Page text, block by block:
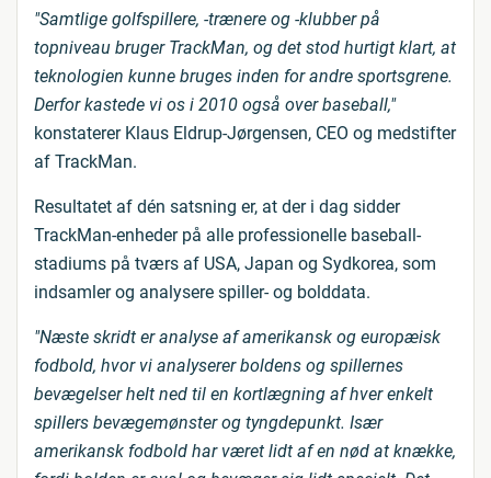
"Samtlige golfspillere, -trænere og -klubber på
topniveau bruger TrackMan, og det stod hurtigt klart, at
teknologien kunne bruges inden for andre sportsgrene.
Derfor kastede vi os i 2010 også over baseball,"
konstaterer Klaus Eldrup-Jørgensen, CEO og medstifter
af TrackMan.
Resultatet af dén satsning er, at der i dag sidder
TrackMan-enheder på alle professionelle baseball-
stadiums på tværs af USA, Japan og Sydkorea, som
indsamler og analysere spiller- og bolddata.
"Næste skridt er analyse af amerikansk og europæisk
fodbold, hvor vi analyserer boldens og spillernes
bevægelser helt ned til en kortlægning af hver enkelt
spillers bevægemønster og tyngdepunkt. Især
amerikansk fodbold har været lidt af en nød at knække,